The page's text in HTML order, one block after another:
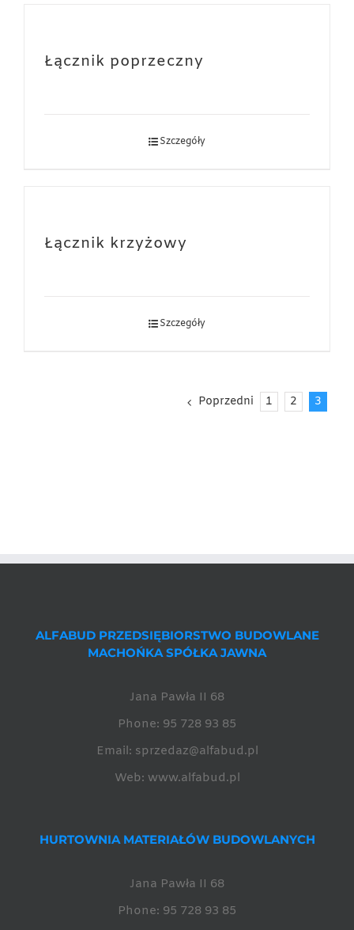
Łącznik poprzeczny
Szczegóły
Łącznik krzyżowy
Szczegóły
Poprzedni 1 2 3
ALFABUD PRZEDSIĘBIORSTWO BUDOWLANE
MACHOŃKA SPÓŁKA JAWNA
Jana Pawła II 68
Phone: 95 728 93 85
Email: sprzedaz@alfabud.pl
Web: www.alfabud.pl
HURTOWNIA MATERIAŁÓW BUDOWLANYCH
Jana Pawła II 68
Phone: 95 728 93 85